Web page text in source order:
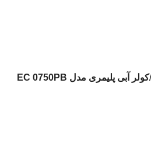
کولر آبی پلیمری مدل EC 0750PB